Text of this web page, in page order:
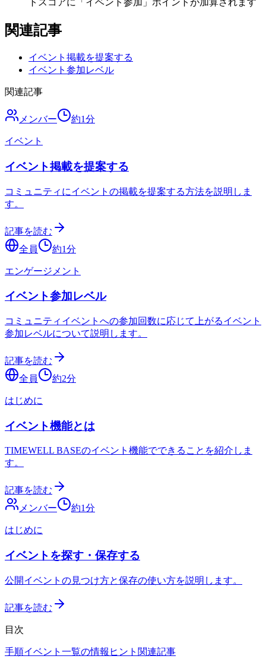
トスコアに「イベント参加」ポイントが加算されます
関連記事
イベント掲載を提案する
イベント参加レベル
関連記事
メンバー 約1分
イベント
イベント掲載を提案する
コミュニティにイベントの掲載を提案する方法を説明しま
す。
記事を読む
全員
約1分
エンゲージメント
イベント参加レベル
コミュニティイベントへの参加回数に応じて上がるイベント
参加レベルについて説明します。
記事を読む
全員
約2分
はじめに
イベント機能とは
TIMEWELL BASEのイベント機能でできることを紹介しま
す。
記事を読む
メンバー
約1分
はじめに
イベントを探す・保存する
公開イベントの見つけ方と保存の使い方を説明します。
記事を読む
目次
手順イベント一覧の情報 ヒント 関連記事